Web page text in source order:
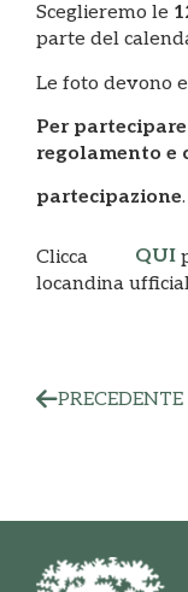
Sceglieremo le
parte del
Le foto devono
Per
regolamento e
partecipazione
Clicca QUI
locandina
PRECEDENTE